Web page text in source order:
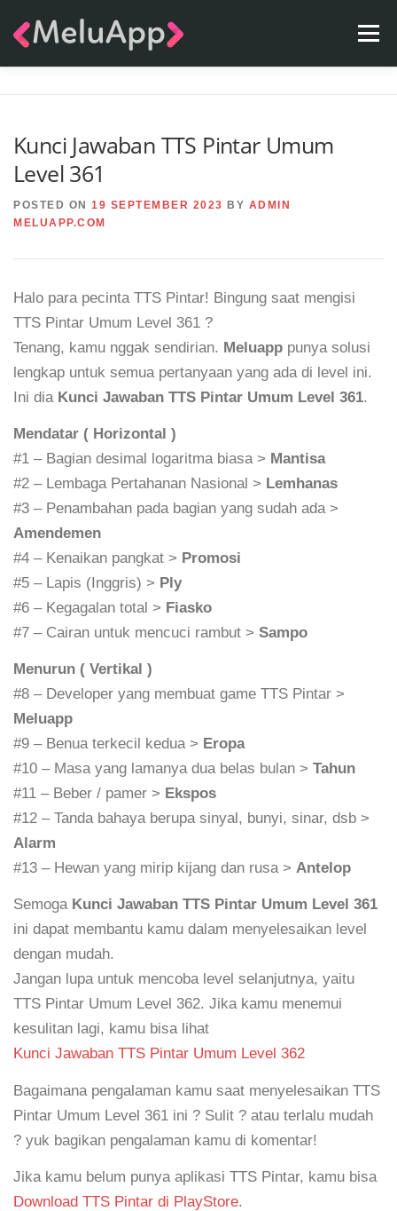
Menu
Kunci Jawaban TTS Pintar Umum
Level 361
POSTED ON 19 SEPTEMBER 2023 BY ADMIN
MELUAPP.COM
Halo para pecinta TTS Pintar! Bingung saat mengisi
TTS Pintar Umum Level 361 ?
Tenang, kamu nggak sendirian. Meluapp punya solusi
lengkap untuk semua pertanyaan yang ada di level ini.
Ini dia Kunci Jawaban TTS Pintar Umum Level 361.
Mendatar ( Horizontal )
#1 – Bagian desimal logaritma biasa > Mantisa
#2 – Lembaga Pertahanan Nasional > Lemhanas
#3 – Penambahan pada bagian yang sudah ada >
Amendemen
#4 – Kenaikan pangkat > Promosi
#5 – Lapis (Inggris) > Ply
#6 – Kegagalan total > Fiasko
#7 – Cairan untuk mencuci rambut > Sampo
Menurun ( Vertikal )
#8 – Developer yang membuat game TTS Pintar >
Meluapp
#9 – Benua terkecil kedua > Eropa
#10 – Masa yang lamanya dua belas bulan > Tahun
#11 – Beber / pamer > Ekspos
#12 – Tanda bahaya berupa sinyal, bunyi, sinar, dsb >
Alarm
#13 – Hewan yang mirip kijang dan rusa > Antelop
Semoga Kunci Jawaban TTS Pintar Umum Level 361
ini dapat membantu kamu dalam menyelesaikan level
dengan mudah.
Jangan lupa untuk mencoba level selanjutnya, yaitu
TTS Pintar Umum Level 362. Jika kamu menemui
kesulitan lagi, kamu bisa lihat
Kunci Jawaban TTS Pintar Umum Level 362
Bagaimana pengalaman kamu saat menyelesaikan TTS
Pintar Umum Level 361 ini ? Sulit ? atau terlalu mudah
? yuk bagikan pengalaman kamu di komentar!
Jika kamu belum punya aplikasi TTS Pintar, kamu bisa
Download TTS Pintar di PlayStore.